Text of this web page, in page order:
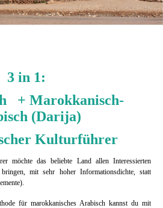
3 in 1:
+ Marokkanisch-
(Darija)
Kulturführer
möchte das beliebte Land allen Interessierten
mit sehr hoher Informationsdichte, statt
KI-Elemente).
für marokkanisches Arabisch kannst du mit